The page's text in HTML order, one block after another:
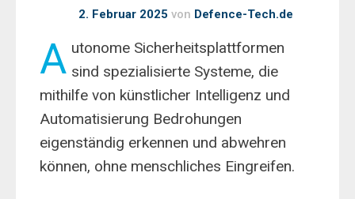
2. Februar 2025 von Defence-Tech.de
A utonome Sicherheitsplattformen
sind spezialisierte Systeme, die
mithilfe von künstlicher Intelligenz und
Automatisierung Bedrohungen
eigenständig erkennen und abwehren
können, ohne menschliches Eingreifen.